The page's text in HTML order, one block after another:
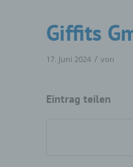
Giffits
17. Juni 2024 / von
Eintrag teilen